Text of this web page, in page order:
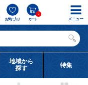
お気に入り カート
0
地域から
探す
特集
メニュー